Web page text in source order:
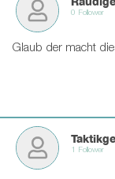
0 Follower
Glaub der macht
1 Follower